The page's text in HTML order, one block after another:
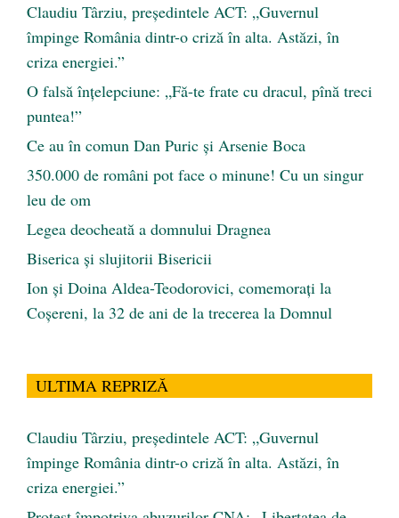
Claudiu Târziu, președintele ACT: „Guvernul
împinge România dintr-o criză în alta. Astăzi, în
criza energiei.”
O falsă înțelepciune: „Fă-te frate cu dracul, pînă treci
puntea!”
Ce au în comun Dan Puric şi Arsenie Boca
350.000 de români pot face o minune! Cu un singur
leu de om
Legea deocheată a domnului Dragnea
Biserica și slujitorii Bisericii
Ion și Doina Aldea-Teodorovici, comemorați la
Coșereni, la 32 de ani de la trecerea la Domnul
ULTIMA REPRIZĂ
Claudiu Târziu, președintele ACT: „Guvernul
împinge România dintr-o criză în alta. Astăzi, în
criza energiei.”